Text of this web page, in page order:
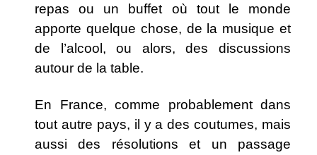
repas ou un buffet où tout le monde
apporte quelque chose, de la musique et
de l’alcool, ou alors, des discussions
autour de la table.
En France, comme probablement dans
tout autre pays, il y a des coutumes, mais
aussi des résolutions et un passage